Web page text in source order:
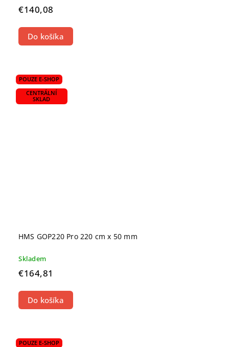
€140,08
Do košíka
POUZE E-SHOP
CENTRÁLNÍ
SKLAD
HMS GOP220 Pro 220 cm x 50 mm
Skladem
€164,81
Do košíka
POUZE E-SHOP